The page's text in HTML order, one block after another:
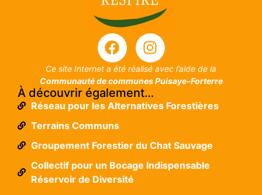
Ce site Internet a été réalisé avec l’aide de la
Communauté de communes Puisaye-Forterre
À découvrir également…
Réseau pour les Alternatives Forestières
Terrains Communs
Groupement Forestier du Chat Sauvage
Collectif pour un Bocage Indispensable
Réservoir de Diversité